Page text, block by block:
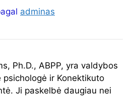
adminas
Ph.D., ABPP, yra valdybos
ir Konektikuto
Ji paskelbė daugiau nei